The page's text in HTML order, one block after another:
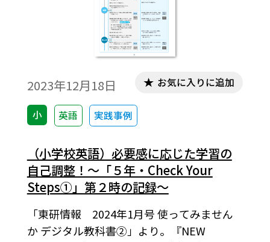
2023年12月18日
小 英語 実践事例
お気に入りに追加
（小学校英語）必要感に応じた学習の
自己調整！～「５年・Check Your
Steps①」第２時の記録～
「東研情報 2024年1月号 使ってみません
か デジタル教科書②」より。『NEW